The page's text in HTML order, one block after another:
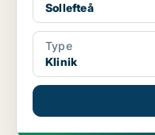
Sollefteå
Type
Klinik